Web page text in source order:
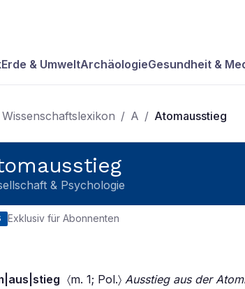
Erde & UmweltArchäologieGesundheit &
Wissenschaftslexikon / A / Atomausstieg
& Psychologie
Exklusiv für Abonnenten
〈m. 1; Pol.〉 Ausstieg aus der